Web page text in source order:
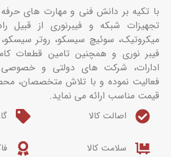
با تکیه بر دانش فنی و مهارت های
تجهیزات شبکه و فیبرنوری از قبیل
فیبر نوری و همچنین تامین قطعات
ادارات، شرکت های دولتی و
فعالیت نموده و با تلاش متخصصان،
قیمت مناسب ارائه می نماید.
اصالت کالا
سلامت کالا